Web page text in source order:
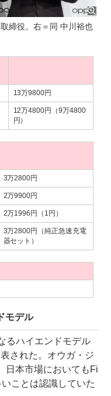
締役。右＝同 中川裕也
13万9800円
12万4800円（9万4800
円）
3万2800円
2万9900円
2万1996円（1円）
3万2800円（純正急速充電
器セット）
モデル
るハイエンドモデル
された。オウガ・ジ
日本市場においてもFi
ことは認識していた